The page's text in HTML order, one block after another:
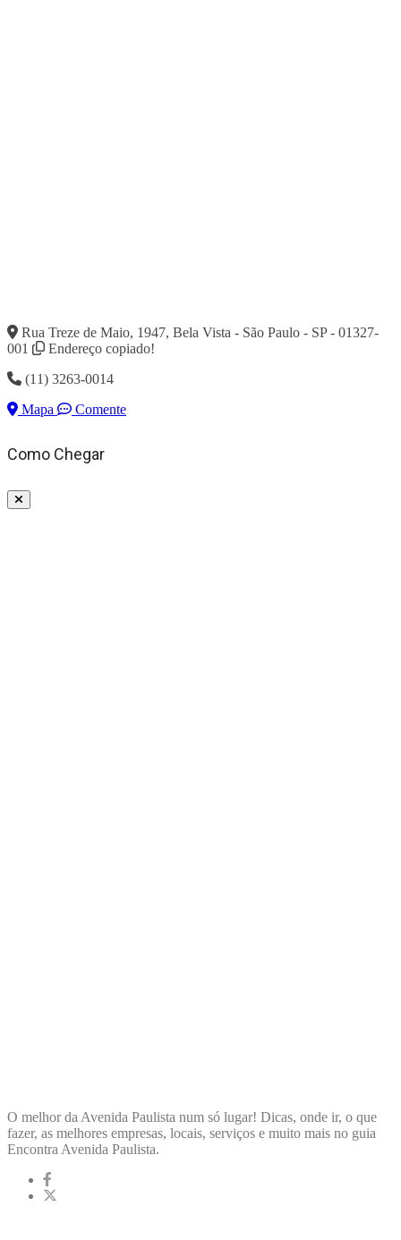
Rua Treze de Maio, 1947, Bela Vista - São Paulo - SP - 01327-
001
Endereço copiado!
(11) 3263-0014
Mapa
Comente
Como Chegar
O melhor da Avenida Paulista num só lugar! Dicas, onde ir, o que
fazer, as melhores empresas, locais, serviços e muito mais no guia
Encontra Avenida Paulista.